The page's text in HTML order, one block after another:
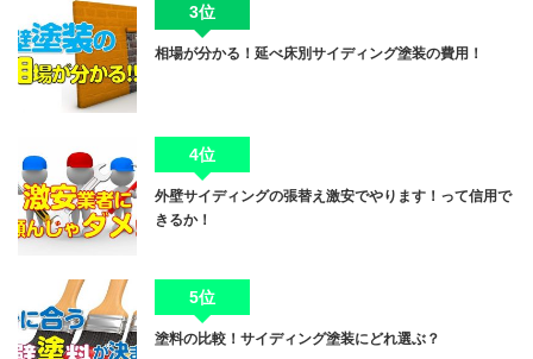
3位
相場が分かる！延べ床別サイディング塗装の費用！
4位
外壁サイディングの張替え激安でやります！って信用で
きるか！
5位
塗料の比較！サイディング塗装にどれ選ぶ？